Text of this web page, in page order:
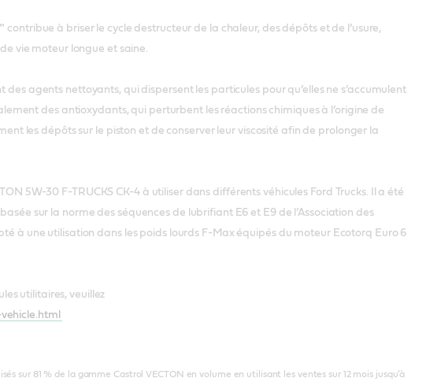
à briser le cycle destructeur de la chaleur, des dépôts et de l’usure,
vie moteur longue et saine.
agents nettoyants, qui dispersent les particules pour qu’elles ne s’accumulent
des antioxydants, qui perturbent les réactions chimiques à l’origine de
les dépôts sur le piston et de conserver leur viscosité afin de prolonger la
5W-30 F-TRUCKS CK-4 à utiliser dans différents véhicules Ford Trucks. Il a été
sur la norme des séquences de lubrifiant E6 et E9 de l’Association des
à une utilisation dans les poids lourds F-Max équipés du moteur Ecotorq Euro 6
utilitaires, veuillez
sur 81 % de la gamme Castrol VECTON en volume en utilisant les ventes sur 12 mois jusqu’à